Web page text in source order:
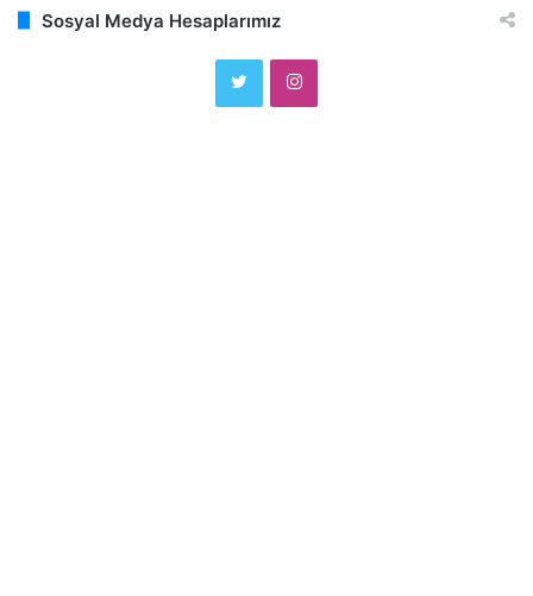
Sosyal Medya Hesaplarımız
TwitterInstagram